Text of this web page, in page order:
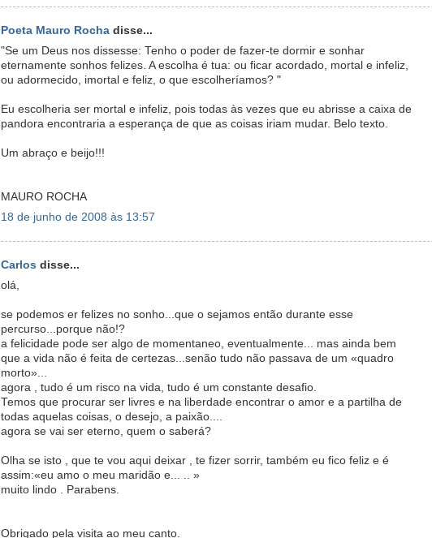
Poeta Mauro Rocha disse...
"Se um Deus nos dissesse: Tenho o poder de fazer-te dormir e sonhar
eternamente sonhos felizes. A escolha é tua: ou ficar acordado, mortal e infeliz,
ou adormecido, imortal e feliz, o que escolheríamos? "
Eu escolheria ser mortal e infeliz, pois todas às vezes que eu abrisse a caixa de
pandora encontraria a esperança de que as coisas iriam mudar. Belo texto.
Um abraço e beijo!!!
MAURO ROCHA
18 de junho de 2008 às 13:57
Carlos disse...
olá,
se podemos er felizes no sonho...que o sejamos então durante esse
percurso...porque não!?
a felicidade pode ser algo de momentaneo, eventualmente... mas ainda bem
que a vida não é feita de certezas...senão tudo não passava de um «quadro
morto»...
agora , tudo é um risco na vida, tudo é um constante desafio.
Temos que procurar ser livres e na liberdade encontrar o amor e a partilha de
todas aquelas coisas, o desejo, a paixão....
agora se vai ser eterno, quem o saberá?
Olha se isto , que te vou aqui deixar , te fizer sorrir, também eu fico feliz e é
assim:«eu amo o meu maridão e... .. »
muito lindo . Parabens.
Obrigado pela visita ao meu canto.